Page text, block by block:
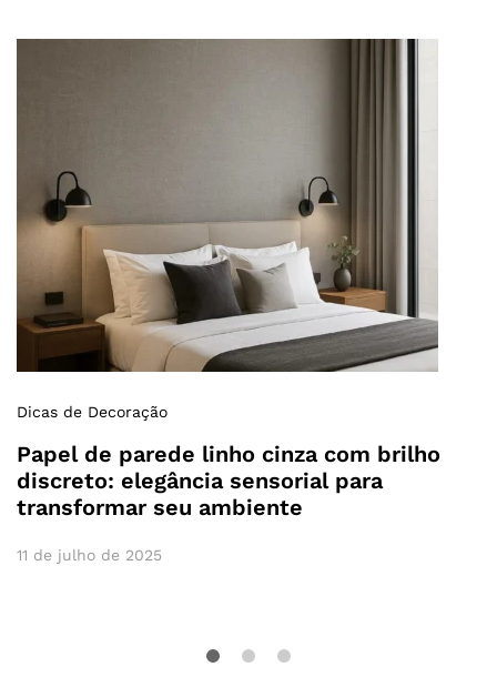
Dicas de Decoração
Papel de parede linho cinza com brilho
discreto: elegância sensorial para
transformar seu ambiente
11 de julho de 2025